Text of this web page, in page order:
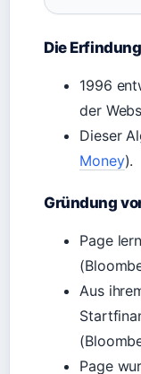
Die
1996
der
Dieser
Money).
Gründung
Page
Aus
Page